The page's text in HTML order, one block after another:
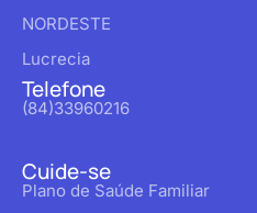
NORDESTE
Lucrecia
Telefone
(84)33960216
Cuide-se
Plano de Saúde Familiar